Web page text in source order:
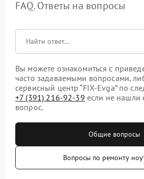
FAQ. Ответы на вопросы
Вы можете ознакомиться с
часто задаваемыми вопросами,
сервисный центр “FIX-Evga” по
+7 (391) 216-92-39 если не нашли
вопрос.
Общие вопросы
Вопросы по ремонту